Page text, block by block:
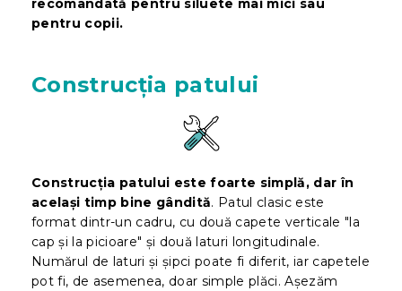
recomandată pentru siluete mai mici sau
pentru copii.
Construcția patului
Construcția patului este foarte simplă, dar în
același timp bine gândită. Patul clasic este
format dintr-un cadru, cu două capete verticale "la
cap și la picioare" și două laturi longitudinale.
Numărul de laturi și șipci poate fi diferit, iar capetele
pot fi, de asemenea, doar simple plăci. Așezăm